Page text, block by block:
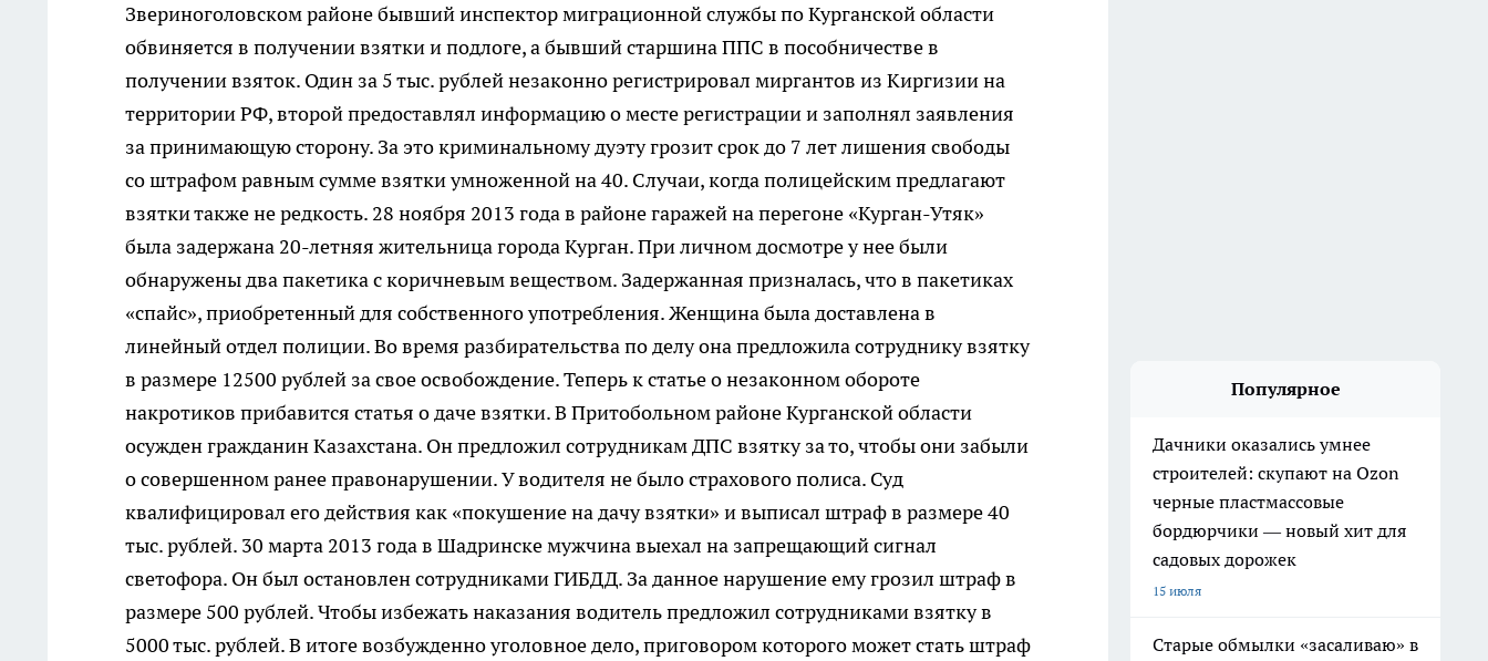
Звериноголовском районе бывший инспектор миграционной службы по Курганской области
обвиняется в получении взятки и подлоге, а бывший старшина ППС в пособничестве в
получении взяток. Один за 5 тыс. рублей незаконно регистрировал миргантов из Киргизии на
территории РФ, второй предоставлял информацию о месте регистрации и заполнял заявления
за принимающую сторону. За это криминальному дуэту грозит срок до 7 лет лишения свободы
со штрафом равным сумме взятки умноженной на 40. Случаи, когда полицейским предлагают
взятки также не редкость. 28 ноября 2013 года в районе гаражей на перегоне «Курган-Утяк»
была задержана 20-летняя жительница города Курган. При личном досмотре у нее были
обнаружены два пакетика с коричневым веществом. Задержанная призналась, что в пакетиках
«спайс», приобретенный для собственного употребления. Женщина была доставлена в
линейный отдел полиции. Во время разбирательства по делу она предложила сотруднику взятку
в размере 12500 рублей за свое освобождение. Теперь к статье о незаконном обороте
накротиков прибавится статья о даче взятки. В Притобольном районе Курганской области
осужден гражданин Казахстана. Он предложил сотрудникам ДПС взятку за то, чтобы они забыли
о совершенном ранее правонарушении. У водителя не было страхового полиса. Суд
квалифицировал его действия как «покушение на дачу взятки» и выписал штраф в размере 40
тыс. рублей. 30 марта 2013 года в Шадринске мужчина выехал на запрещающий сигнал
светофора. Он был остановлен сотрудниками ГИБДД. За данное нарушение ему грозил штраф в
размере 500 рублей. Чтобы избежать наказания водитель предложил сотрудниками взятку в
5000 тыс. рублей. В итоге возбужденно уголовное дело, приговором которого может стать штраф
Популярное
Дачники оказались умнее
строителей: скупают на Ozon
черные пластмассовые
бордюрчики — новый хит для
садовых дорожек
15 июля
Старые обмылки «засаливаю» в